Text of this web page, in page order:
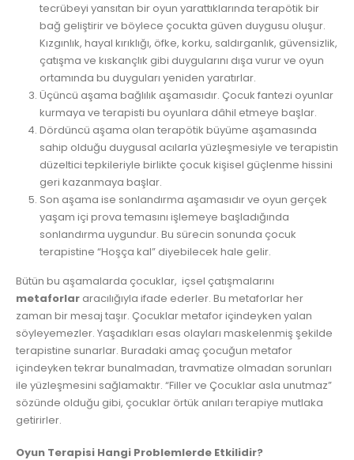
tecrübeyi yansıtan bir oyun yarattıklarında terapötik bir
bağ geliştirir ve böylece çocukta güven duygusu oluşur.
Kızgınlık, hayal kırıklığı, öfke, korku, saldırganlık, güvensizlik,
çatışma ve kıskançlık gibi duygularını dışa vurur ve oyun
ortamında bu duyguları yeniden yaratırlar.
Üçüncü aşama bağlılık aşamasıdır. Çocuk fantezi oyunlar
kurmaya ve terapisti bu oyunlara dâhil etmeye başlar.
Dördüncü aşama olan terapötik büyüme aşamasında
sahip olduğu duygusal acılarla yüzleşmesiyle ve terapistin
düzeltici tepkileriyle birlikte çocuk kişisel güçlenme hissini
geri kazanmaya başlar.
Son aşama ise sonlandırma aşamasıdır ve oyun gerçek
yaşam içi prova temasını işlemeye başladığında
sonlandırma uygundur. Bu sürecin sonunda çocuk
terapistine “Hoşça kal” diyebilecek hale gelir.
Bütün bu aşamalarda çocuklar, içsel çatışmalarını
metaforlar aracılığıyla ifade ederler. Bu metaforlar her
zaman bir mesaj taşır. Çocuklar metafor içindeyken yalan
söyleyemezler. Yaşadıkları esas olayları maskelenmiş şekilde
terapistine sunarlar. Buradaki amaç çocuğun metafor
içindeyken tekrar bunalmadan, travmatize olmadan sorunları
ile yüzleşmesini sağlamaktır. “Filler ve Çocuklar asla unutmaz”
sözünde olduğu gibi, çocuklar örtük anıları terapiye mutlaka
getirirler.
Oyun Terapisi Hangi Problemlerde Etkilidir?